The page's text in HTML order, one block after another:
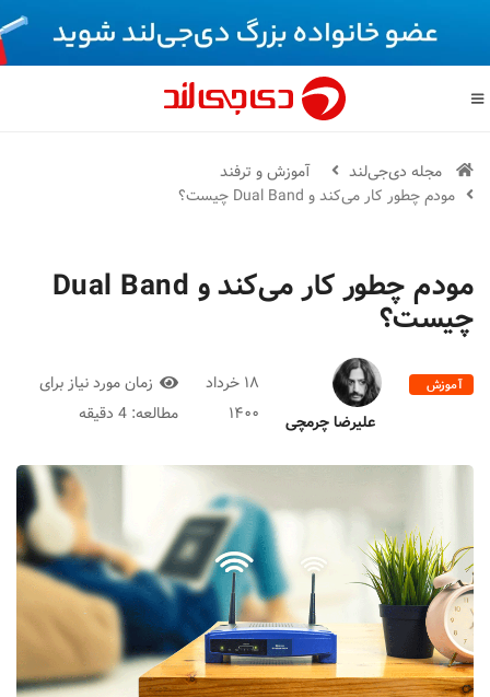
مجله دی‌جی‌لند
آموزش و ترفند
مودم چطور کار می‌کند و Dual Band چیست؟
مودم چطور کار می‌کند و Dual Band
چیست؟
آموزش
علیرضا چرمچی
۱۸ خرداد
۱۴۰۰
زمان مورد نیاز برای
مطالعه:4 دقیقه